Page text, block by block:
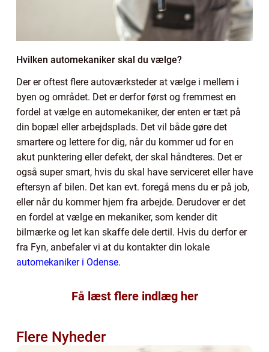
Hvilken automekaniker skal du vælge?
Der er oftest flere autoværksteder at vælge i mellem i
byen og området. Det er derfor først og fremmest en
fordel at vælge en automekaniker, der enten er tæt på
din bopæl eller arbejdsplads. Det vil både gøre det
smartere og lettere for dig, når du kommer ud for en
akut punktering eller defekt, der skal håndteres. Det er
også super smart, hvis du skal have serviceret eller have
eftersyn af bilen. Det kan evt. foregå mens du er på job,
eller når du kommer hjem fra arbejde. Derudover er det
en fordel at vælge en mekaniker, som kender dit
bilmærke og let kan skaffe dele dertil. Hvis du derfor er
fra Fyn, anbefaler vi at du kontakter din lokale
automekaniker i Odense.
Få læst flere indlæg her
Flere Nyheder